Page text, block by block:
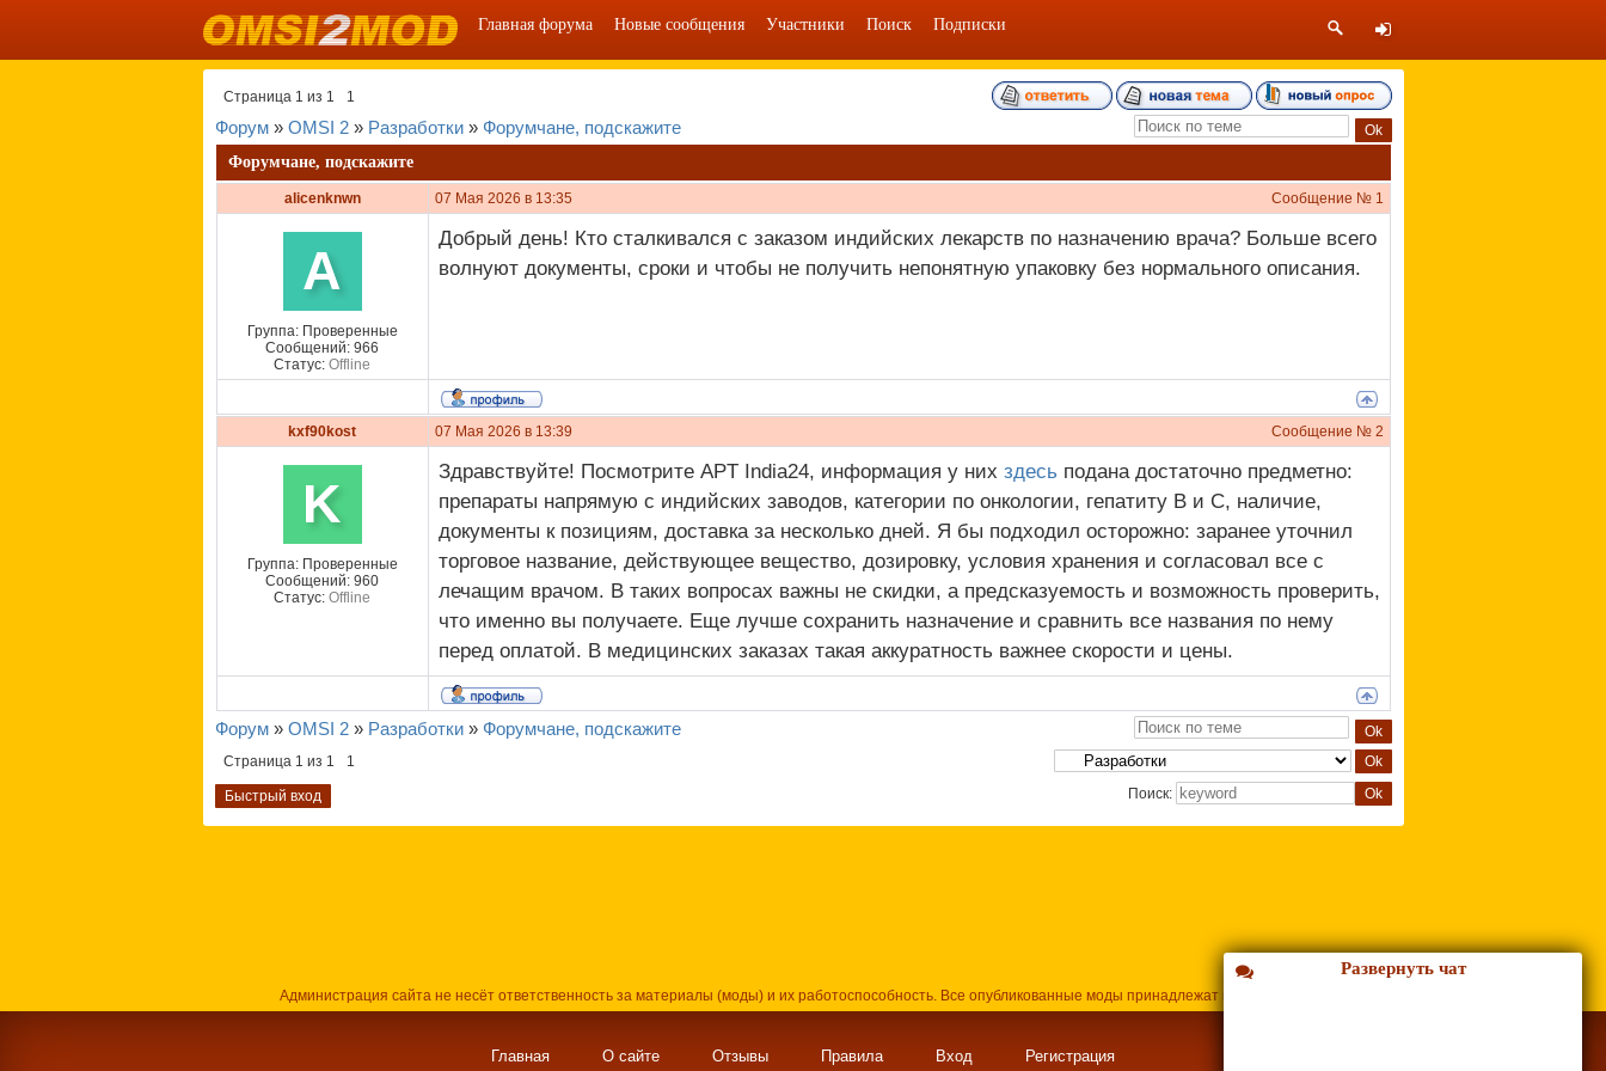
Главная форума Новые сообщения Участники Поиск Подписки
Развернуть чат
Страница 1 из 1 1
Форум » OMSI 2 » Разработки » Форумчане, подскажите
Форумчане, подскажите
alicenknwn 07 Мая 2026 в 13:35 Сообщение № 1
A
Группа: Проверенные
Сообщений: 966
Статус: Offline
Добрый день! Кто сталкивался с заказом индийских лекарств по назначению врача? Больше всего
волнуют документы, сроки и чтобы не получить непонятную упаковку без нормального описания.
kxf90kost 07 Мая 2026 в 13:39 Сообщение № 2
K
Группа: Проверенные
Сообщений: 960
Статус: Offline
Здравствуйте! Посмотрите APT India24, информация у них здесь подана достаточно предметно:
препараты напрямую с индийских заводов, категории по онкологии, гепатиту B и C, наличие,
документы к позициям, доставка за несколько дней. Я бы подходил осторожно: заранее уточнил
торговое название, действующее вещество, дозировку, условия хранения и согласовал все с
лечащим врачом. В таких вопросах важны не скидки, а предсказуемость и возможность проверить,
что именно вы получаете. Еще лучше сохранить назначение и сравнить все названия по нему
перед оплатой. В медицинских заказах такая аккуратность важнее скорости и цены.
Форум » OMSI 2 » Разработки » Форумчане, подскажите
Страница 1 из 1
1
Поиск:
Администрация сайта не несёт ответственность за материалы (моды) и их работоспособность. Все опубликованные моды принадлежат их владельцам.
Главная О сайте Отзывы Правила Вход Регистрация